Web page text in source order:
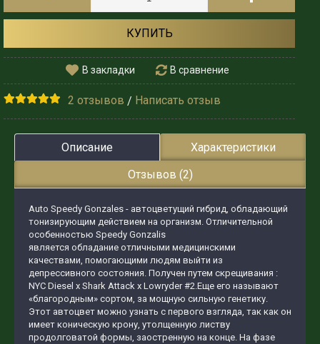
КУПИТЬ
В закладки В сравнение
2 отзывов / Написать отзыв
Описание
Характеристики
Отзывов (2)
Auto Speedy Gonzales - автоцветущий гибрид, обладающий
тонизирующим действием на организм. Отличительной
особенностью Speedy Gonzalis
является обладание отличными медицинскими
качествами, помогающими людям выйти из
депрессивного состояния. Получен путем скрещивания :
NYC Diesel x Shark Attack x Lowryder #2.Еще его называют
«благородным» сортом, за мощную сильную генетику.
Этот автоцвет можно узнать с первого взгляда, так как он
имеет коническую крону, утолщенную листву
продолговатой формы, заостренную на конце. На фазе